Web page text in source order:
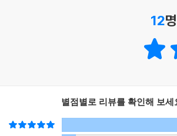
삶이 나타날 뿐이기 때문이다. 동어 반복
의 가치, 즉 삶의 의미의 후보가 될 수 있는
은 바로 그 다른 어떤 것이 된다.
킬로미터, 삶의 의미와 목적이 멈추는
것이 무엇인지 알게 된다. 정확하게 말하
깨닫는다. 아이와 개는 이유 없이 달린다. 그
12
별점별로 리뷰를 확인해 보세